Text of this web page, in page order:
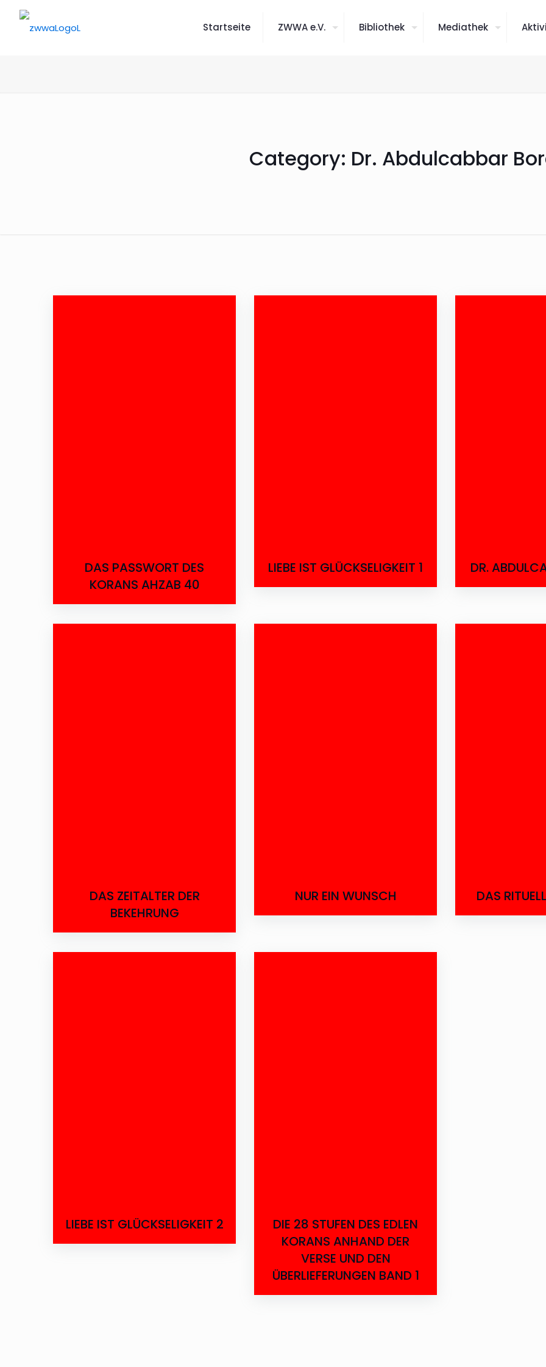
Startseite ZWWA e.V. Bibliothek Mediathek
Category: Dr. Abdulcabbar
DAS PASSWORT DES
KORANS AHZAB 40
LIEBE IST GLÜCKSELIGKEIT 1 DR.
DAS ZEITALTER DER
BEKEHRUNG
NUR EIN WUNSCH DAS
LIEBE IST GLÜCKSELIGKEIT 2
DIE 28 STUFEN DES EDLEN
KORANS ANHAND DER
VERSE UND DEN
ÜBERLIEFERUNGEN BAND 1